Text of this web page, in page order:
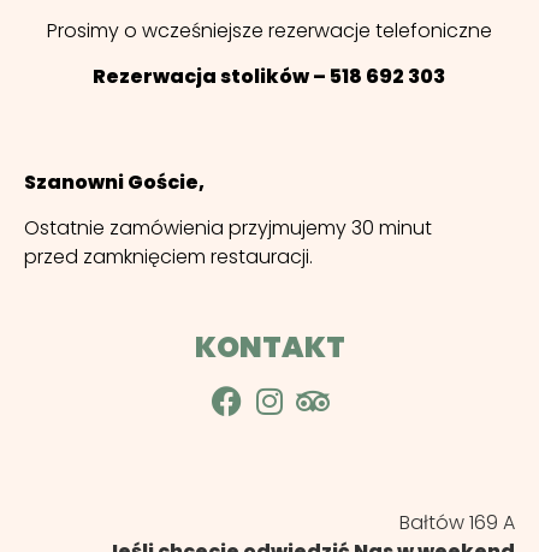
Prosimy o wcześniejsze rezerwacje telefoniczne
Rezerwacja stolików – 518 692 303
Szanowni Goście,
Ostatnie zamówienia przyjmujemy 30 minut
przed zamknięciem restauracji.
KONTAKT
Bałtów 169 A